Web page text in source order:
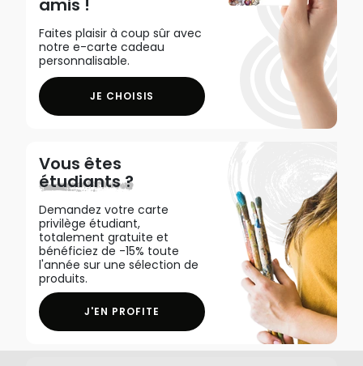
amis !
Faites plaisir à coup sûr avec
notre e-carte cadeau
personnalisable.
JE CHOISIS
Vous êtes
étudiants ?
Demandez votre carte
privilège étudiant,
totalement gratuite et
bénéficiez de -15% toute
l'année sur une sélection de
produits.
J'EN PROFITE